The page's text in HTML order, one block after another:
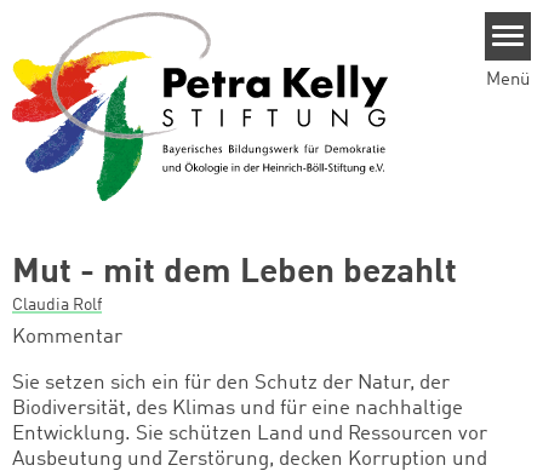
Menü
Mut - mit dem Leben bezahlt
Claudia Rolf
Kommentar
Sie setzen sich ein für den Schutz der Natur, der
Biodiversität, des Klimas und für eine nachhaltige
Entwicklung. Sie schützen Land und Ressourcen vor
Ausbeutung und Zerstörung, decken Korruption und